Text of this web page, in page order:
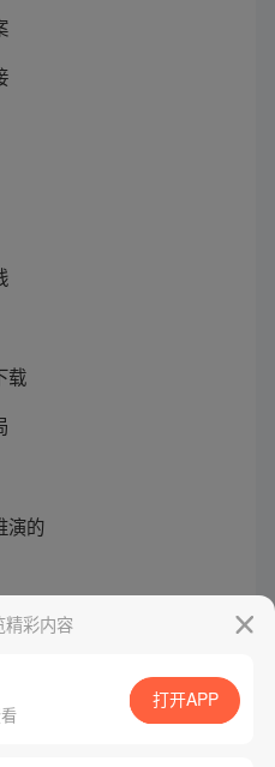
载
演的
精彩内容
打开APP